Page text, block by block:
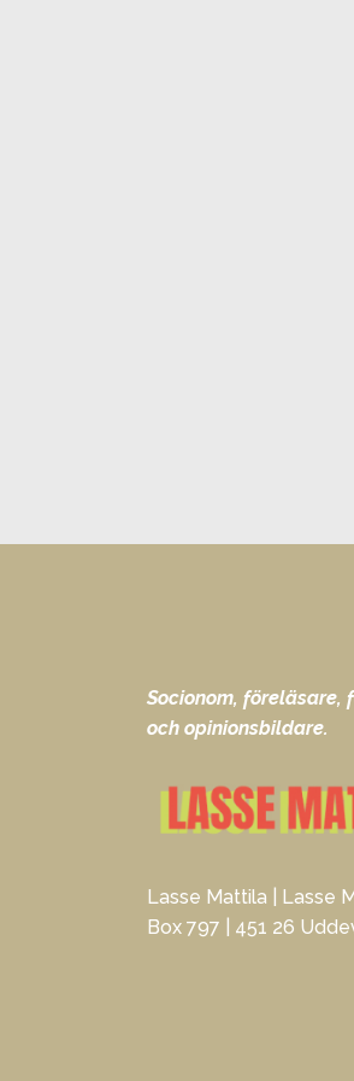
Socionom, föreläsare,
och opinionsbildare.
Lasse Mattila | Lasse
Box 797 | 451 26